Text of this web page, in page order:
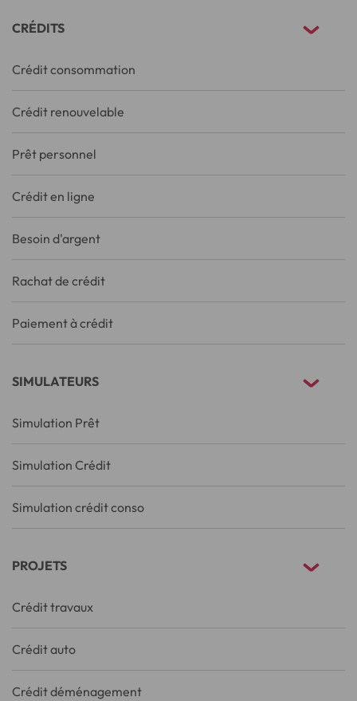
CRÉDITS
Crédit consommation
Crédit renouvelable
Prêt personnel
Crédit en ligne
Besoin d'argent
Rachat de crédit
Paiement à crédit
SIMULATEURS
Simulation Prêt
Simulation Crédit
Simulation crédit conso
PROJETS
Crédit travaux
Crédit auto
Crédit déménagement